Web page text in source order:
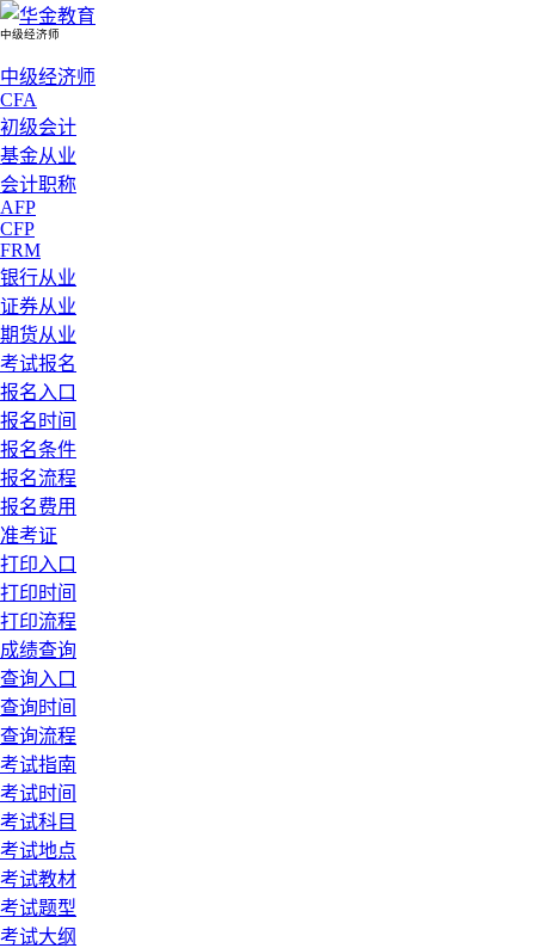
中级经济师
中级经济师
CFA
初级会计
基金从业
会计职称
AFP
CFP
FRM
银行从业
证券从业
期货从业
考试报名
报名入口
报名时间
报名条件
报名流程
报名费用
准考证
打印入口
打印时间
打印流程
成绩查询
查询入口
查询时间
查询流程
考试指南
考试时间
考试科目
考试地点
考试教材
考试题型
考试大纲